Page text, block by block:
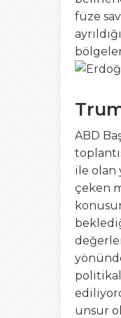
füze
ABD
ile olan
çeken
unsur